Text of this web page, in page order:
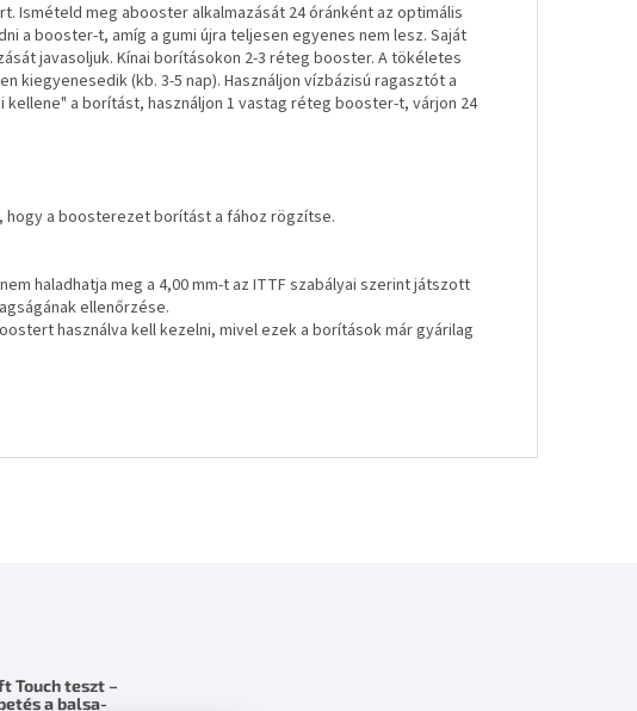
Ismételd meg abooster alkalmazását 24 óránként az optimális
a booster-t, amíg a gumi újra teljesen egyenes nem lesz. Saját
javasoljuk. Kínai borításokon 2-3 réteg booster. A tökéletes
kiegyenesedik (kb. 3-5 nap). Használjon vízbázisú ragasztót a
a borítást, használjon 1 vastag réteg booster-t, várjon 24
a boosterezet borítást a fához rögzítse.
haladhatja meg a 4,00 mm-t az ITTF szabályai szerint játszott
ellenőrzése.
használva kell kezelni, mivel ezek a borítások már gyárilag
Touch teszt –
a balsa-